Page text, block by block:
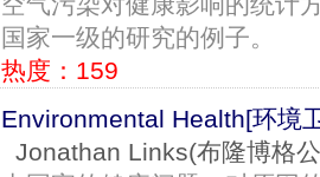
国家一级的研究的例子。
热度：159
Environmental Health[环境
Jonathan Links(布隆博格